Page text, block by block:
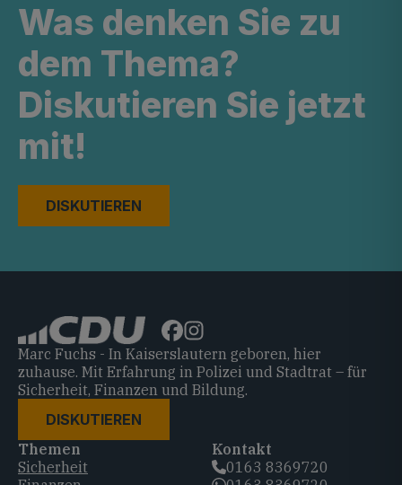
Was denken Sie zu
dem Thema?
Diskutieren Sie jetzt
mit!
DISKUTIEREN
Marc Fuchs - In Kaiserslautern geboren, hier
zuhause. Mit Erfahrung in Polizei und Stadtrat – für
Sicherheit, Finanzen und Bildung.
DISKUTIEREN
Themen
Sicherheit
Kontakt
0163 8369720‬